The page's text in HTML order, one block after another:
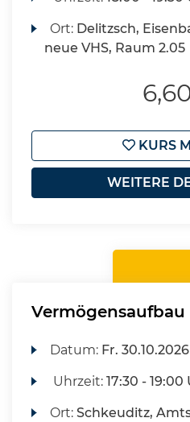
Ort: Delitzsch,
neue VHS, Raum 2.05
KURS
WEITERE
Vermögensaufbau
Datum: Fr. 30.10.2026
Uhrzeit:17:30 - 19:00
Ort:Schkeuditz,